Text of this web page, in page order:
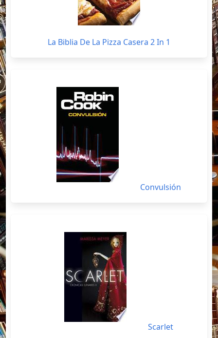
La Biblia De La Pizza Casera 2 In 1
Convulsión
Scarlet